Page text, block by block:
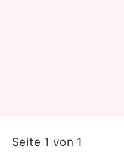
Seite 1 von 1